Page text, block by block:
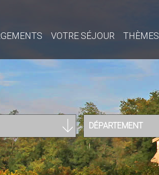
VOTRE SÉJOUR THÈMES
DÉPARTEMENT